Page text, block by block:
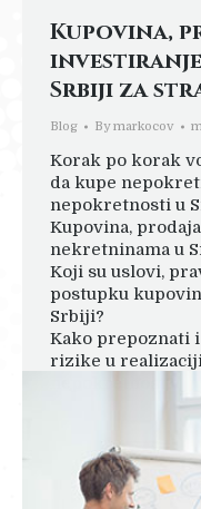
Kupovina,
Srbiji za
Blog Bymarkocov
Korak po korak
da kupe
nepokretnosti u
Kupovina,
nekretninama u
Koji su uslovi,
postupku
Srbiji?
Kako prepoznati
rizike u